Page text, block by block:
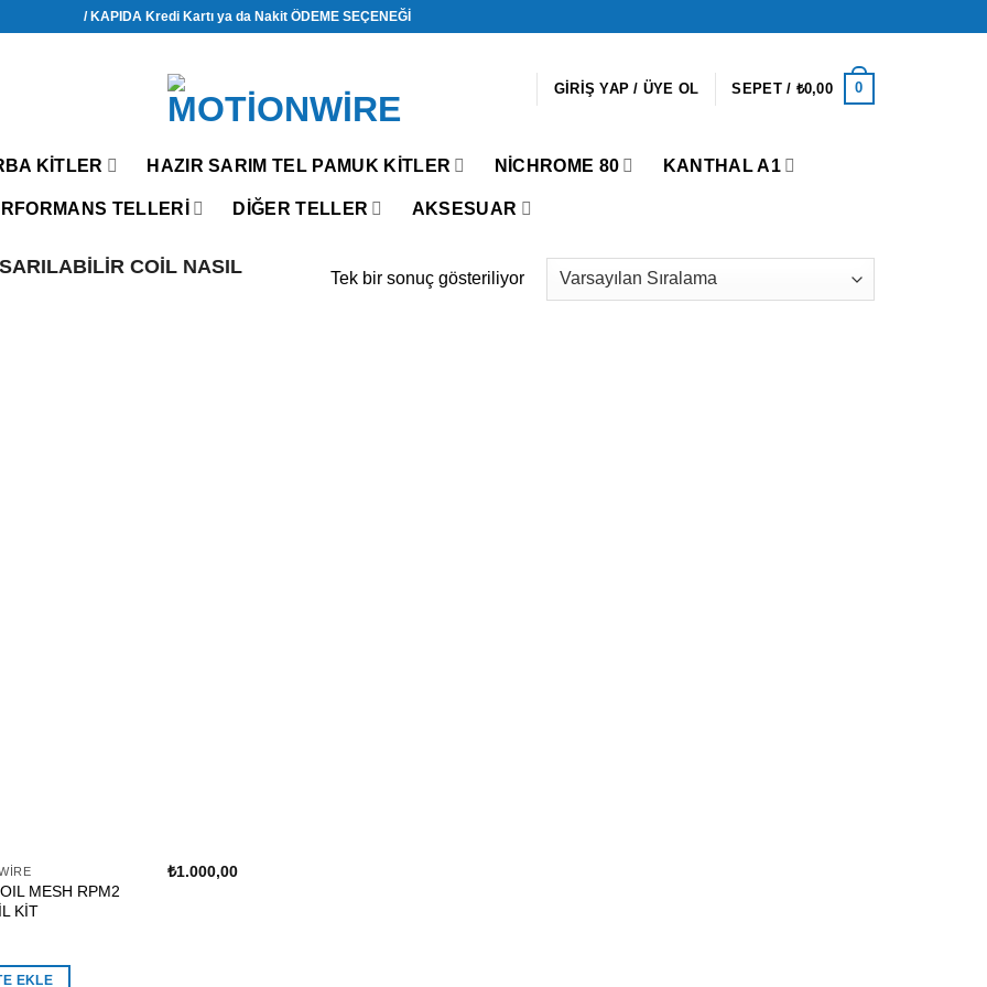
/ KAPIDA Kredi Kartı ya da Nakit ÖDEME SEÇENEĞİ
GIRIŞ YAP / ÜYE OL SEPET / ₺0,00 0
KITLER HAZIR SARIM TEL PAMUK KITLER NICHROME 80 KANTHAL A1
TELLERİ DIĞER TELLER AKSESUAR
COIL NASIL
Tek bir sonuç gösteriliyor
MESH RPM2
KİT
₺1.000,00
EKLE